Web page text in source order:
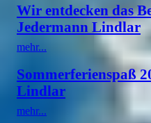
Wir entdecken das
Jedermann Lindlar
mehr...
Sommerferienspaß
Lindlar
mehr...